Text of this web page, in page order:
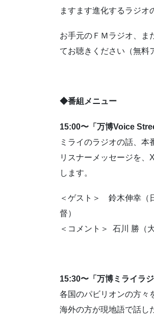
ますます進化するラジオ
お手元のＦＭラジオ、ま
てお聴きください（無料
◆番組メニュー
15:00〜「万博Voice
ミライのラジオの話、本
リスナーメッセージを
します。
＜ゲスト＞ 鈴木伸幸（
督）
＜コメント＞ 石川 勝（
15:30〜「万博ミライラジ
各国のパビリオンの方々
海外の方が現地語で話し